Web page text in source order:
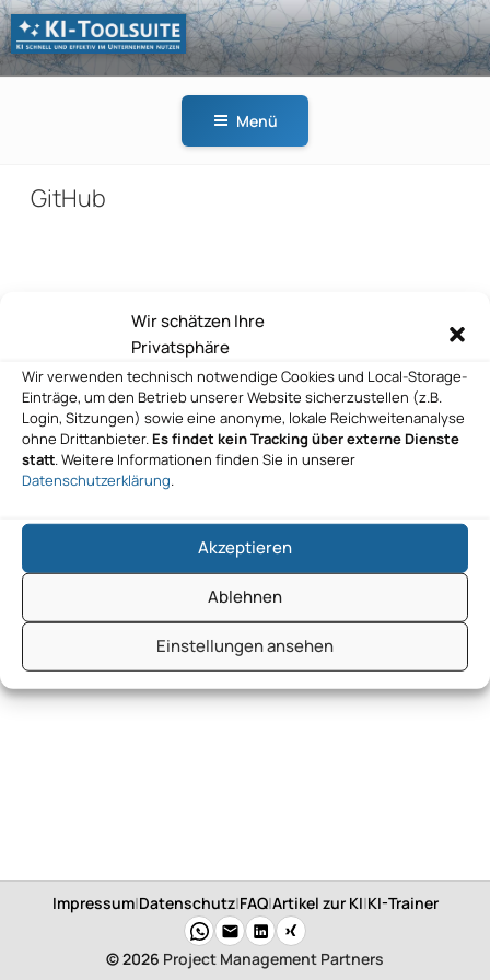
Wir schätzen Ihre
Privatsphäre
Wir verwenden technisch notwendige Cookies und Local-Storage-
Einträge, um den Betrieb unserer Website sicherzustellen (z.B.
Login, Sitzungen) sowie eine anonyme, lokale Reichweitenanalyse
ohne Drittanbieter. Es findet kein Tracking über externe Dienste
statt. Weitere Informationen finden Sie in unserer
Datenschutzerklärung.
Akzeptieren
Ablehnen
Einstellungen ansehen
Zum
Inhalt
springen
KI-
Menü
GitHub
Beitragsnavigation
Nächster
Beitrag
WEITER
GitHub
Impressum|Datenschutz|FAQ|Artikel zur KI|KI-Trainer
© 2026 Project Management Partners